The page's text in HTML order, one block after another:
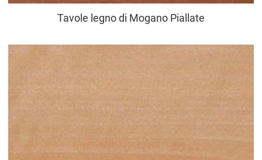
Tavole legno di Mogano Piallate